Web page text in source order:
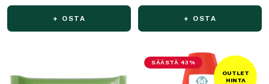
+ OSTA + OSTA
OUTLET
HINTA
SÄÄSTÄ 43%